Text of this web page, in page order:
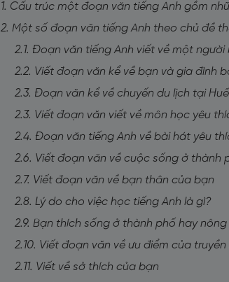
1. Cấu trúc một đoạn văn tiếng Anh gồm
2. Một số đoạn văn tiếng Anh theo chủ đề
2.1. Đoạn văn tiếng Anh viết về một
2.2. Viết đoạn văn kể về bạn và gia đình
2.3. Đoạn văn kể về chuyến du lịch tại Huế
2.3. Viết đoạn văn viết về môn học yêu
2.4. Đoạn văn tiếng Anh về bài hát yêu
2.6. Viết đoạn văn về cuộc sống ở thành
2.7. Viết đoạn văn về bạn thân của bạn
2.8. Lý do cho việc học tiếng Anh là gì?
2.9. Bạn thích sống ở thành phố hay
2.10. Viết đoạn văn về ưu điểm của truyền
2.11. Viết về sở thích của bạn